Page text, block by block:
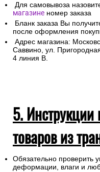
Для самовывоза
магазине номер заказа
Бланк заказа Вы
после оформления
Адрес магазина:
Саввино, ул.
4 линия В.
5.
товаров из
Обязательно проверить
деформации, влаги и